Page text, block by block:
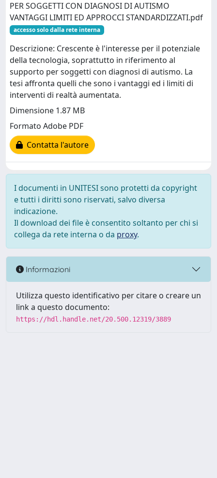
PER SOGGETTI CON DIAGNOSI DI AUTISMO
VANTAGGI LIMITI ED APPROCCI STANDARDIZZATI.pdf
accesso solo dalla rete interna
Descrizione: Crescente è l'interesse per il potenziale
della tecnologia, soprattutto in riferimento al
supporto per soggetti con diagnosi di autismo. La
tesi affronta quelli che sono i vantaggi ed i limiti di
interventi di realtà aumentata.
Dimensione 1.87 MB
Formato Adobe PDF
Contatta l'autore
I documenti in UNITESI sono protetti da copyright
e tutti i diritti sono riservati, salvo diversa
indicazione.
Il download dei file è consentito soltanto per chi si
collega da rete interna o da proxy.
Informazioni
Utilizza questo identificativo per citare o creare un
link a questo documento:
https://hdl.handle.net/20.500.12319/3889